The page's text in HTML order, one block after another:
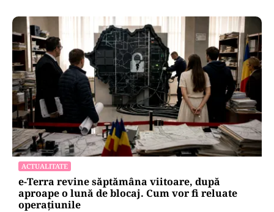
ACTUALITATE
e-Terra revine săptămâna viitoare, după
aproape o lună de blocaj. Cum vor fi reluate
operațiunile